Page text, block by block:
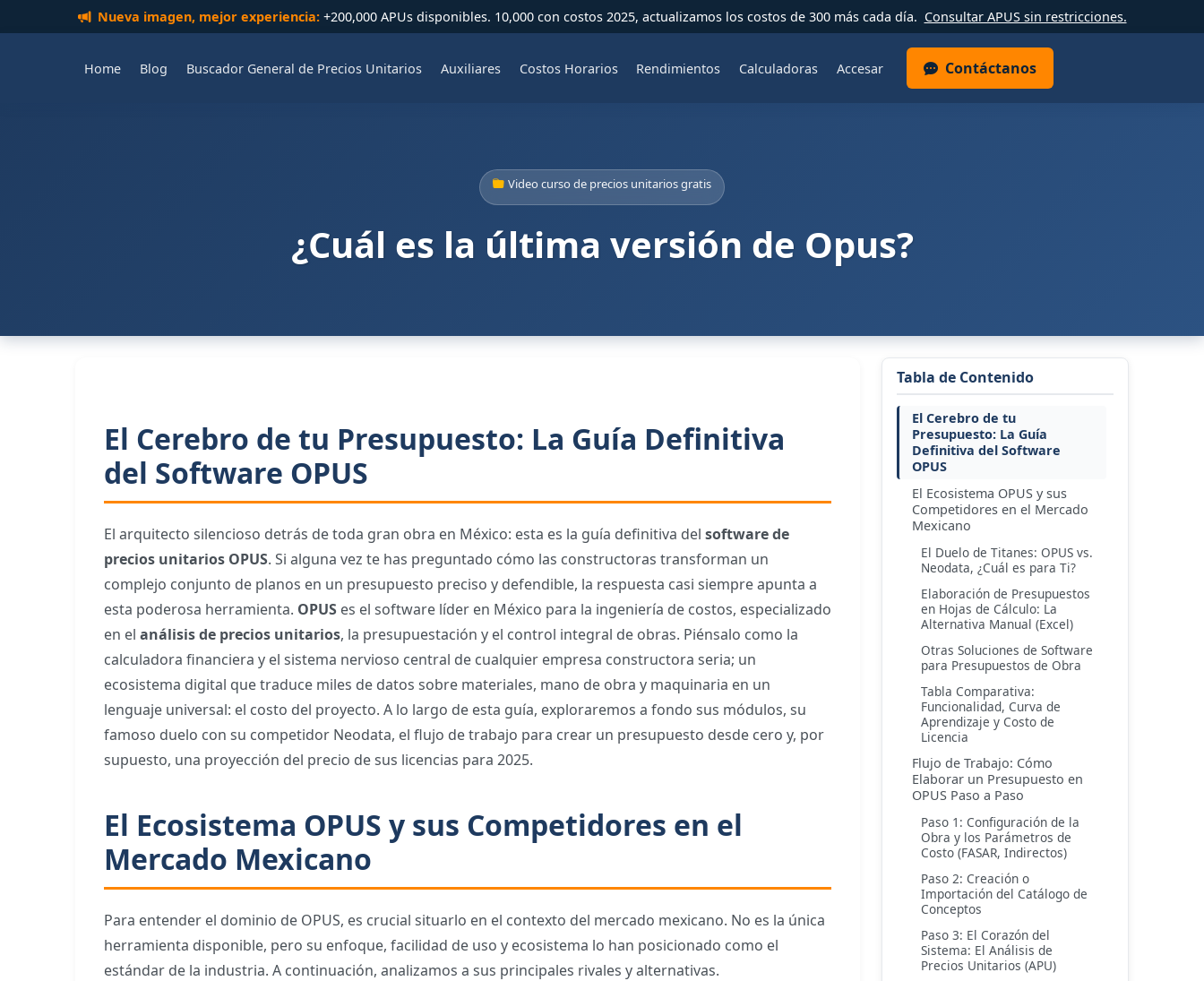
Nueva imagen, mejor experiencia:+200,000 APUs disponibles. 10,000 con costos 2025, actualizamos los costos de 300 más cada día. Consultar APUS sin restricciones.
Home Blog Buscador General de Precios Unitarios Auxiliares Costos Horarios Rendimientos Calculadoras Accesar Contáctanos
Video curso de precios unitarios gratis
¿Cuál es la última versión de Opus?
El Cerebro de tu Presupuesto: La Guía Definitiva
del Software OPUS
El arquitecto silencioso detrás de toda gran obra en México: esta es la guía definitiva del software de
precios unitarios OPUS. Si alguna vez te has preguntado cómo las constructoras transforman un
complejo conjunto de planos en un presupuesto preciso y defendible, la respuesta casi siempre apunta a
esta poderosa herramienta. OPUS es el software líder en México para la ingeniería de costos, especializado
en el análisis de precios unitarios, la presupuestación y el control integral de obras. Piénsalo como la
calculadora financiera y el sistema nervioso central de cualquier empresa constructora seria; un
ecosistema digital que traduce miles de datos sobre materiales, mano de obra y maquinaria en un
lenguaje universal: el costo del proyecto. A lo largo de esta guía, exploraremos a fondo sus módulos, su
famoso duelo con su competidor Neodata, el flujo de trabajo para crear un presupuesto desde cero y, por
supuesto, una proyección del precio de sus licencias para 2025.
El Ecosistema OPUS y sus Competidores en el
Mercado Mexicano
Para entender el dominio de OPUS, es crucial situarlo en el contexto del mercado mexicano. No es la única
herramienta disponible, pero su enfoque, facilidad de uso y ecosistema lo han posicionado como el
estándar de la industria. A continuación, analizamos a sus principales rivales y alternativas.
Tabla de Contenido
El Cerebro de tu
Presupuesto: La Guía
Definitiva del Software
OPUS
El Ecosistema OPUS y sus
Competidores en el Mercado
Mexicano
El Duelo de Titanes: OPUS vs.
Neodata, ¿Cuál es para Ti?
Elaboración de Presupuestos
en Hojas de Cálculo: La
Alternativa Manual (Excel)
Otras Soluciones de Software
para Presupuestos de Obra
Tabla Comparativa:
Funcionalidad, Curva de
Aprendizaje y Costo de
Licencia
Flujo de Trabajo: Cómo
Elaborar un Presupuesto en
OPUS Paso a Paso
Paso 1: Configuración de la
Obra y los Parámetros de
Costo (FASAR, Indirectos)
Paso 2: Creación o
Importación del Catálogo de
Conceptos
Paso 3: El Corazón del
Sistema: El Análisis de
Precios Unitarios (APU)